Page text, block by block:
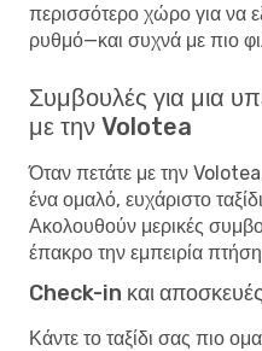
περισσότερο χώρο για να
ρυθμό—και συχνά με πιο
Συμβουλές για μια
με την Volotea
Όταν πετάτε με την
ένα ομαλό, ευχάριστο
Ακολουθούν μερικές
έπακρο την εμπειρία
Check-in και αποσκευές
Κάντε το ταξίδι σας πιο